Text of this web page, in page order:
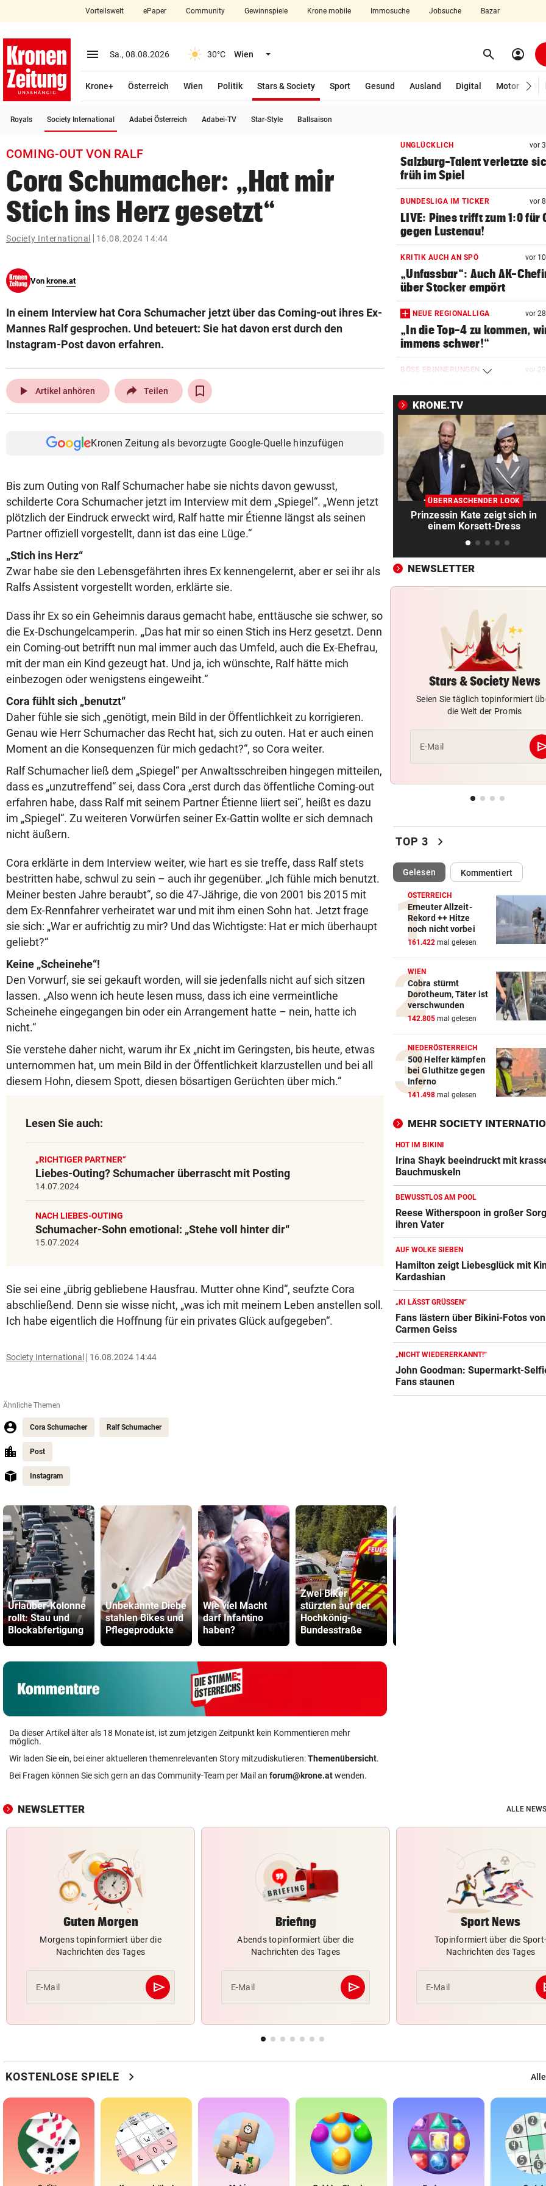
closeSchließen
account_circle Anmelden
arrow_right
Wien
bookmark
search
Suchbegriff
eingeben
© Krone Multimedia GmbH & Co KG 2026
Vorteilswelt ePaper Community Gewinnspiele Krone mobile Immosuche Jobsuche Bazar
menu Menü aufklappen
Sa., 08.08.2026 30°C Wien Menü aufklappen search Suchen
account_circle
Krone+ Österreich Wien Politik Stars & Society
Sport
Gesund Ausland Digital Motor
Royals Society International Adabei Österreich Adabei-TV Star-Style Ballsaison
COMING-OUT VON RALF
Cora Schumacher: „Hat mir
Stich ins Herz gesetzt“
Society International 16.08.2024 14:44
Von krone.at
In einem Interview hat Cora Schumacher jetzt über das Coming-out ihres Ex-
Mannes Ralf gesprochen. Und beteuert: Sie hat davon erst durch den
Instagram-Post davon erfahren.
play_arrow Artikel anhören Teilen
Kronen Zeitung als bevorzugte Google-Quelle hinzufügen
Bis zum Outing von Ralf Schumacher habe sie nichts davon gewusst,
schilderte Cora Schumacher jetzt im Interview mit dem „Spiegel“. „Wenn jetzt
plötzlich der Eindruck erweckt wird, Ralf hatte mir Étienne längst als seinen
Partner offiziell vorgestellt, dann ist das eine Lüge.“
„Stich ins Herz“
Zwar habe sie den Lebensgefährten ihres Ex kennengelernt, aber er sei ihr als
Ralfs Assistent vorgestellt worden, erklärte sie.
Dass ihr Ex so ein Geheimnis daraus gemacht habe, enttäusche sie schwer, so
die Ex-Dschungelcamperin. „Das hat mir so einen Stich ins Herz gesetzt. Denn
ein Coming-out betrifft nun mal immer auch das Umfeld, auch die Ex-Ehefrau,
mit der man ein Kind gezeugt hat. Und ja, ich wünschte, Ralf hätte mich
einbezogen oder wenigstens eingeweiht.“
Cora fühlt sich „benutzt“
Daher fühle sie sich „genötigt, mein Bild in der Öffentlichkeit zu korrigieren.
Genau wie Herr Schumacher das Recht hat, sich zu outen. Hat er auch einen
Moment an die Konsequenzen für mich gedacht?“, so Cora weiter.
Ralf Schumacher ließ dem „Spiegel“ per Anwaltsschreiben hingegen mitteilen,
dass es „unzutreffend“ sei, dass Cora „erst durch das öffentliche Coming-out
erfahren habe, dass Ralf mit seinem Partner Étienne liiert sei“, heißt es dazu
im „Spiegel“. Zu weiteren Vorwürfen seiner Ex-Gattin wollte er sich demnach
nicht äußern.
Cora erklärte in dem Interview weiter, wie hart es sie treffe, dass Ralf stets
bestritten habe, schwul zu sein – auch ihr gegenüber. „Ich fühle mich benutzt.
Meiner besten Jahre beraubt“, so die 47-Jährige, die von 2001 bis 2015 mit
dem Ex-Rennfahrer verheiratet war und mit ihm einen Sohn hat. Jetzt frage
sie sich: „War er aufrichtig zu mir? Und das Wichtigste: Hat er mich überhaupt
geliebt?“
Keine „Scheinehe“!
Den Vorwurf, sie sei gekauft worden, will sie jedenfalls nicht auf sich sitzen
lassen. „Also wenn ich heute lesen muss, dass ich eine vermeintliche
Scheinehe eingegangen bin oder ein Arrangement hatte – nein, hatte ich
nicht.“
Sie verstehe daher nicht, warum ihr Ex „nicht im Geringsten, bis heute, etwas
unternommen hat, um mein Bild in der Öffentlichkeit klarzustellen und bei all
diesem Hohn, diesem Spott, diesen bösartigen Gerüchten über mich.“
Lesen Sie auch:
„RICHTIGER PARTNER“
Liebes-Outing? Schumacher überrascht mit Posting
14.07.2024
NACH LIEBES-OUTING
Schumacher-Sohn emotional: „Stehe voll hinter dir“
15.07.2024
Sie sei eine „übrig gebliebene Hausfrau. Mutter ohne Kind“, seufzte Cora
abschließend. Denn sie wisse nicht, „was ich mit meinem Leben anstellen soll.
Ich habe eigentlich die Hoffnung für ein privates Glück aufgegeben“.
Society International 16.08.2024 14:44
Ähnliche Themen
Cora Schumacher Ralf Schumacher
Post
Instagram
Urlauber-Kolonne
rollt: Stau und
Blockabfertigung
Unbekannte Diebe
stahlen Bikes und
Pflegeprodukte
Wie viel Macht
darf Infantino
haben?
Zwei Biker
stürzten auf der
Hochkönig-
Bundesstraße
Da dieser Artikel älter als 18 Monate ist, ist zum jetzigen Zeitpunkt kein Kommentieren mehr
möglich.
Wir laden Sie ein, bei einer aktuelleren themenrelevanten Story mitzudiskutieren:Themenübersicht.
Bei Fragen können Sie sich gern an das Community-Team per Mail an forum@krone.atwenden.
UNGLÜCKLICH vor
Salzburg-Talent verletzte
früh im Spiel
BUNDESLIGA IM TICKER vor
LIVE: Pines trifft zum 1:0 für
gegen Lustenau!
KRITIK AUCH AN SPÖ vor
„Unfassbar“: Auch AK-
über Stocker empört
NEUE REGIONALLIGA vor
„In die Top-4 zu kommen,
immens schwer!“
BÖSE ERINNERUNGEN vor
Klimawandel“
RISKANTES MANÖVER vor 33
Biker bei Überholversuch auf
L200 verunfallt
HERZOG & CO. IN AKTION vor
LIVE: Legendentreffen!
gegen Werder Bremen
Tödlicher Unfall wurde erst
Stunden entdeckt
LIVE: Wer holt den Sieg im
von Silverstone?
VIER VERLETZTE
Autolenker fuhr absichtlich
Radfahrer an
GROSSER TRIUMPH
RECHT BEI WASSERMANGEL vor
Bikini-Fotos: Jetzt schießt Ex-
Rennfahrerin zurück
KRIZ-ZWITTKOVITS
Ruck-Nachfolgerin: „Es war
eine Herrenrunde“
HOT IM BIKINI vor
Irina Shayk beeindruckt mit
krassen Bauchmuskeln
CHANCE AUF 3. TITEL vor
Schwärzler dreht Partie und
ins Finale ein
MANDATAR ALARMIERT
Polizisten-Mangel: „Es
Kahlschlag!“
INFERNO AM GARDASEE vor
Evakuierte dürfen zurück
SOMMERCUP 2026 LIVE:
Hard um Platz drei – Kiel
Luzern im Finale!
NACH WANDERUNG vor 2
22-Jährige erlitt auf
Schwächeanfall
KRONE.TV
ÜBERRASCHENDER LOOK
Prinzessin Kate zeigt sich in
einem Korsett-Dress
NEWSLETTER
Stars & Society News
Seien Sie täglich topinformiert
die Welt der Promis
E-Mail
TOP 3 chevron_right
Gelesen(ausgewählt)Kommentiert
ÖSTERREICH
Erneuter Allzeit-
Rekord ++ Hitze
noch nicht vorbei
161.422 mal gelesen
WIEN
Cobra stürmt
Dorotheum, Täter ist
verschwunden
142.805 mal gelesen
NIEDERÖSTERREICH
500 Helfer kämpfen
bei Gluthitze gegen
Inferno
141.498 mal gelesen
MEHR SOCIETY
HOT IM BIKINI
Irina Shayk beeindruckt mit
Bauchmuskeln
BEWUSSTLOS AM POOL
Reese Witherspoon in großer
ihren Vater
AUF WOLKE SIEBEN
Hamilton zeigt Liebesglück mit
Kardashian
„KI LÄSST GRÜSSEN“
Fans lästern über Bikini-Fotos von
Carmen Geiss
„NICHT WIEDERERKANNT!“
John Goodman: Supermarkt-
Fans staunen
NEWSLETTER ALLE
Guten Morgen
Morgens topinformiert über die
Nachrichten des Tages
E-Mail send
Abschicken
Briefing
Abends topinformiert über die
Nachrichten des Tages
E-Mail send
Abschicken
Sport News
Topinformiert über die Sport-
Nachrichten des Tages
E-Mail
KOSTENLOSE SPIELE chevron_right